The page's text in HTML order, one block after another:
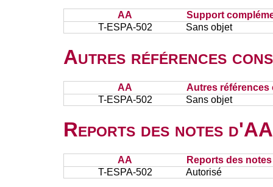
AA
Support
T-ESPA-502
Sans objet
Autres références
AA
Autres références
T-ESPA-502
Sans objet
Reports des notes
AA
Reports des
T-ESPA-502
Autorisé